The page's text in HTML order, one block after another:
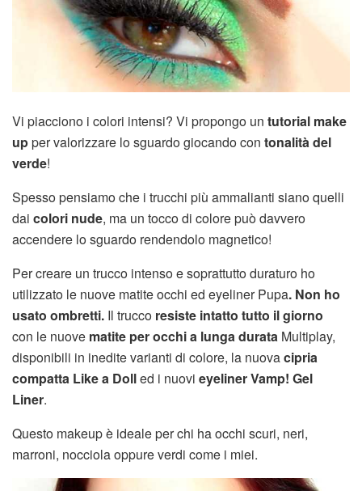
Vi piacciono i colori intensi? Vi propongo un tutorial make
upper valorizzare lo sguardo giocando con tonalità del
verde!
Spesso pensiamo che i trucchi più ammalianti siano quelli
dai colori nude, ma un tocco di colore può davvero
accendere lo sguardo rendendolo magnetico!
Per creare un trucco intenso e soprattutto duraturo ho
utilizzato le nuove matite occhi ed eyeliner Pupa. Non ho
usato ombretti. Il trucco resiste intatto tutto il giorno
con le nuove matite per occhi a lunga durata Multiplay,
disponibili in inedite varianti di colore, la nuovacipria
compatta Like a Dolled i nuovi eyeliner Vamp! Gel
Liner.
Questo makeup è ideale per chi ha occhi scuri, neri,
marroni, nocciola oppure verdi come i miei.